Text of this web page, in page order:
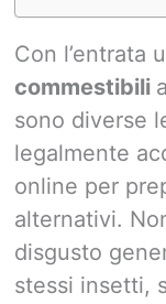
Con l’entrata
commestibili
sono diverse
legalmente
online per
alternativi.
disgusto
stessi insetti,